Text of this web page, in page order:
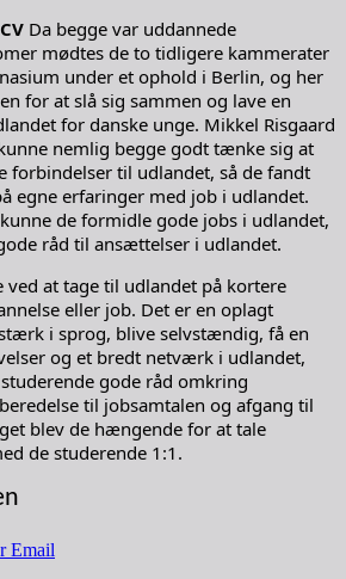
Da begge var uddannede
mødtes de to tidligere kammerater
under et ophold i Berlin, og her
for at slå sig sammen og lave en
for danske unge. Mikkel Risgaard
nemlig begge godt tænke sig at
forbindelser til udlandet, så de fandt
egne erfaringer med job i udlandet.
de formidle gode jobs i udlandet,
råd til ansættelser i udlandet.
ved at tage til udlandet på kortere
eller job. Det er en oplagt
i sprog, blive selvstændig, få en
og et bredt netværk i udlandet,
gode råd omkring
til jobsamtalen og afgang til
blev de hængende for at tale
de studerende 1:1.
Email